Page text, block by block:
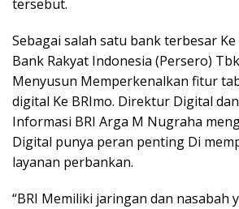
tersebut.
Sebagai salah satu bank terbesar
Bank Rakyat Indonesia (Persero)
Menyusun Memperkenalkan fitur
digital Ke BRImo. Direktur Digital
Informasi BRI Arga M Nugraha
Digital punya peran penting Di
layanan perbankan.
“BRI Memiliki jaringan dan nasabah